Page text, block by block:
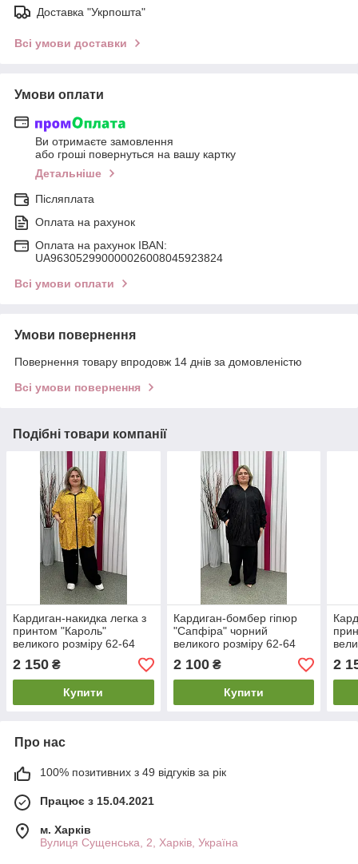
Доставка "Укрпошта"
Всі умови доставки
Умови оплати
Ви отримаєте замовлення
або гроші повернуться на вашу картку
Детальніше
Післяплата
Оплата на рахунок
Оплата на рахунок IBAN:
UA963052990000026008045923824
Всі умови оплати
Умови повернення
Повернення товару впродовж 14 днів за домовленістю
Всі умови повернення
Подібні товари компанії
Кардиган-накидка легка з
принтом "Кароль"
великого розміру 62-64
66-68 70-72 74-76
2 150 ₴
Купити
Кардиган-бомбер гіпюр
"Сапфіра" чорний
великого розміру 62-64
66-68 70-72 74-76
2 100₴
Купити
66-
2
Про нас
100% позитивних з 49 відгуків за рік
Працює з 15.04.2021
м. Харків
Вулиця Сущенська, 2, Харків, Україна